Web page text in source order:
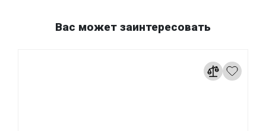
Вас может заинтересовать